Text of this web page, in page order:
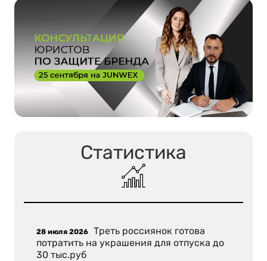
Статистика
28 июля 2026 Треть россиянок готова
потратить на украшения для отпуска до
30 тыс.руб